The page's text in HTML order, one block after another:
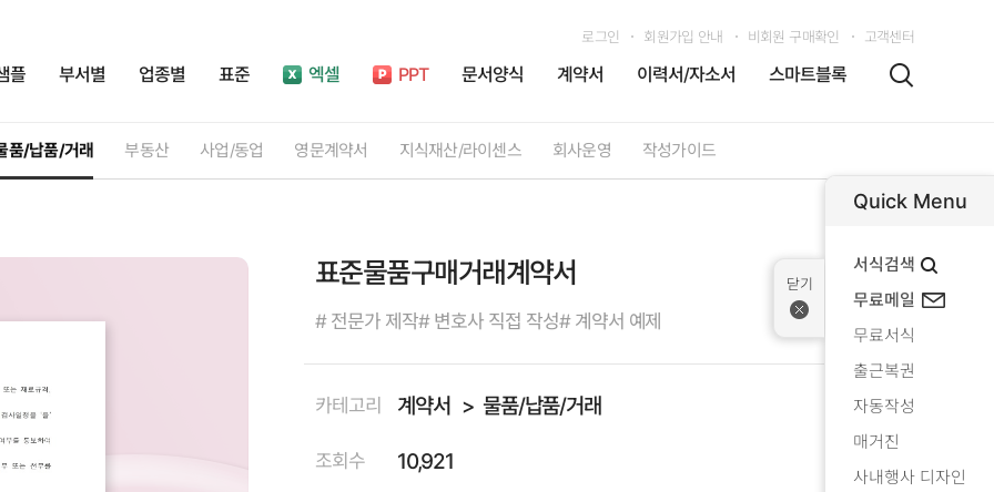
플 부서별 업종별 표준 엑셀 PPT 문서양식 계약서 이력서/자소서 스마트블록
로그인 회원가입 안내 비회원 구매확인 고객센터
품/납품/거래 부동산 사업/동업 영문계약서 지식재산/라이센스 회사운영 작성가이드
표준물품구매거래계약서
# 전문가 제작# 변호사 직접 작성# 계약서 예제
카테고리 계약서 물품/납품/거래
조회수 10,921
Quick Menu
서식검색
무료메일
무료서식
출근복권
자동작성
매거진
사내행사 디자인